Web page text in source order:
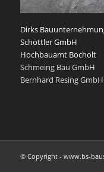
Dirks
Schöttler GmbH
Hochbauamt Bocholt
Schmeing Bau GmbH
Bernhard Resing GmbH
© Copyright - www.bs-